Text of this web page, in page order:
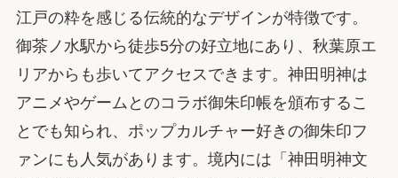
江戸の粋を感じる伝統的なデザインが特徴です。
御茶ノ水駅から徒歩5分の好立地にあり、秋葉原エ
リアからも歩いてアクセスできます。神田明神は
アニメやゲームとのコラボ御朱印帳を頒布するこ
とでも知られ、ポップカルチャー好きの御朱印フ
ァンにも人気があります。境内には「神田明神文